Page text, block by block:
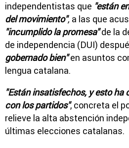
independentistas que "están
del movimiento", a las que
"incumplido la promesa"de la
de independencia (DUI)
gobernado bien"en asuntos
lengua catalana.
"Están insatisfechos, y esto
con los partidos", concreta el
relieve la alta abstención
últimas elecciones catalanas.